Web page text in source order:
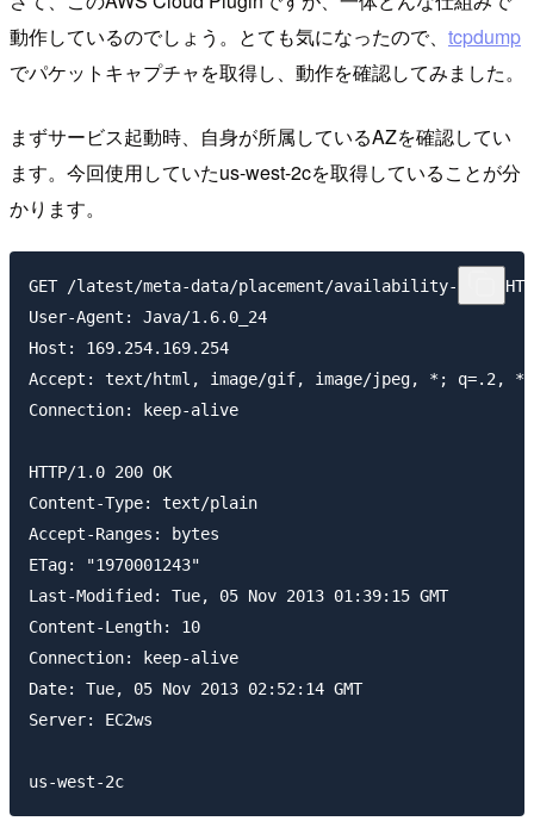
動作しているのでしょう。とても気になったので、 tcpdump
でパケットキャプチャを取得し、動作を確認してみました。
まずサービス起動時、自身が所属しているAZを確認してい
ます。今回使用していたus-west-2cを取得していることが分
かります。
GET /latest/meta-data/placement/availability-zone
User-Agent: Java/1.6.0_24
Host: 169.254.169.254
Accept: text/html, image/gif, image/jpeg, *; q=.2,
Connection: keep-alive
HTTP/1.0 200 OK
Content-Type: text/plain
Accept-Ranges: bytes
ETag: "1970001243"
Last-Modified: Tue, 05 Nov 2013 01:39:15 GMT
Content-Length: 10
Connection: keep-alive
Date: Tue, 05 Nov 2013 02:52:14 GMT
Server: EC2ws